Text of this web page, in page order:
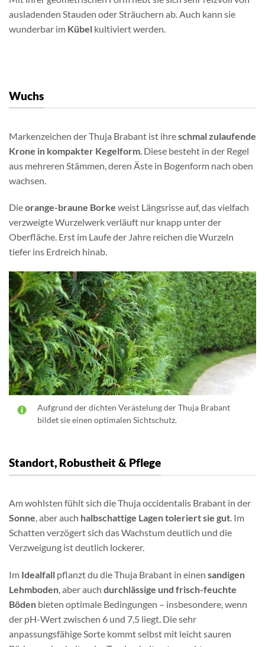
ausladenden Stauden oder Sträuchern ab. Auch kann sie
wunderbar im Kübel kultiviert werden.
Wuchs
Markenzeichen der Thuja Brabant ist ihreschmal zulaufende
Krone in kompakter Kegelform . Diese besteht in der Regel
aus mehreren Stämmen, deren Äste in Bogenform nach oben
wachsen.
Dieorange-braune Borke weist Längsrisse auf, das vielfach
verzweigte Wurzelwerk verläuft nur knapp unter der
Oberfläche. Erst im Laufe der Jahre reichen die Wurzeln
tiefer ins Erdreich hinab.
Aufgrund der dichten Verästelung der Thuja Brabant
bildet sie einen optimalen Sichtschutz.
Standort, Robustheit & Pflege
Am wohlsten fühlt sich die Thuja occidentalis Brabant in der
Sonne, aber auch halbschattige Lagen toleriert sie gut. Im
Schatten verzögert sich das Wachstum deutlich und die
Verzweigung ist deutlich lockerer.
Im Idealfall pflanzt du die Thuja Brabant in einen sandigen
Lehmboden, aber auch durchlässige und frisch-feuchte
Böden bieten optimale Bedingungen – insbesondere, wenn
der pH-Wert zwischen 6 und 7,5 liegt. Die sehr
anpassungsfähige Sorte kommt selbst mit leicht sauren